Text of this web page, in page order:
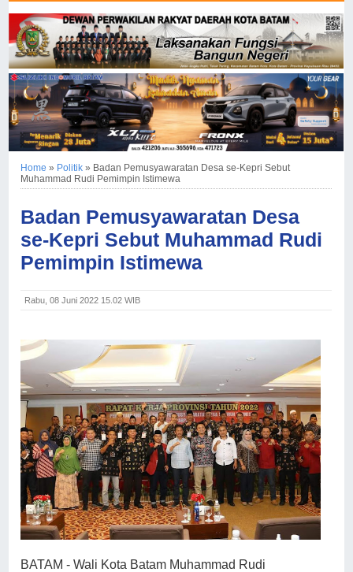
Home » Politik » Badan Pemusyawaratan Desa se-Kepri Sebut
Muhammad Rudi Pemimpin Istimewa
Badan Pemusyawaratan Desa
se-Kepri Sebut Muhammad Rudi
Pemimpin Istimewa
Rabu, 08 Juni 2022 15.02 WIB
BATAM - Wali Kota Batam Muhammad Rudi